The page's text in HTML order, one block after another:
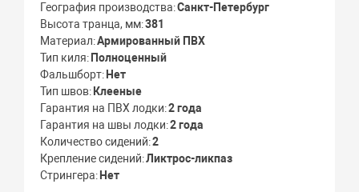
География производства Санкт-Петербург
Высота транца, мм 381
Материал Армированный ПВХ
Тип киля Полноценный
Фальшборт Нет
Тип швов Клееные
Гарантия на ПВХ лодки 2 года
Гарантия на швы лодки 2 года
Количество сидений 2
Крепление сидений Ликтрос-ликпаз
Стрингера Нет